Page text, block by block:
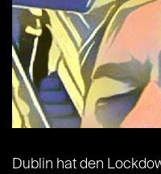
Dublin hat den